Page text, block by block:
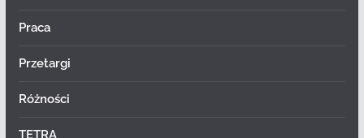
Praca
Przetargi
Różności
TETRA